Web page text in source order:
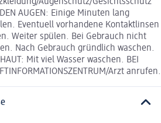
Augenschutz/Gesichtsschutz
AUGEN: Einige Minuten lang
Eventuell vorhandene Kontaktlinsen
Weiter spülen. Bei Gebrauch nicht
Nach Gebrauch gründlich waschen.
HAUT: Mit viel Wasser waschen. BEI
Arzt anrufen.